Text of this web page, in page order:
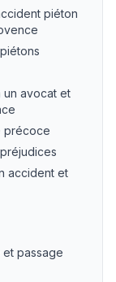
piéton
un avocat et
précoce
accident et
passage